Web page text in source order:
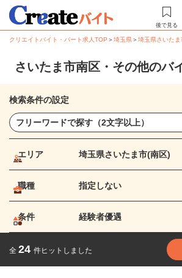
後で見る
クリエイトバイト・パート求人TOP ＞埼玉県＞埼玉県さいたま
さいたま市南区・その他のバ
検索条件の設定
エリア 埼玉県さいたま市(南区)
職種 指定しない
条件 経験者優遇
全 24 件ヒットしました